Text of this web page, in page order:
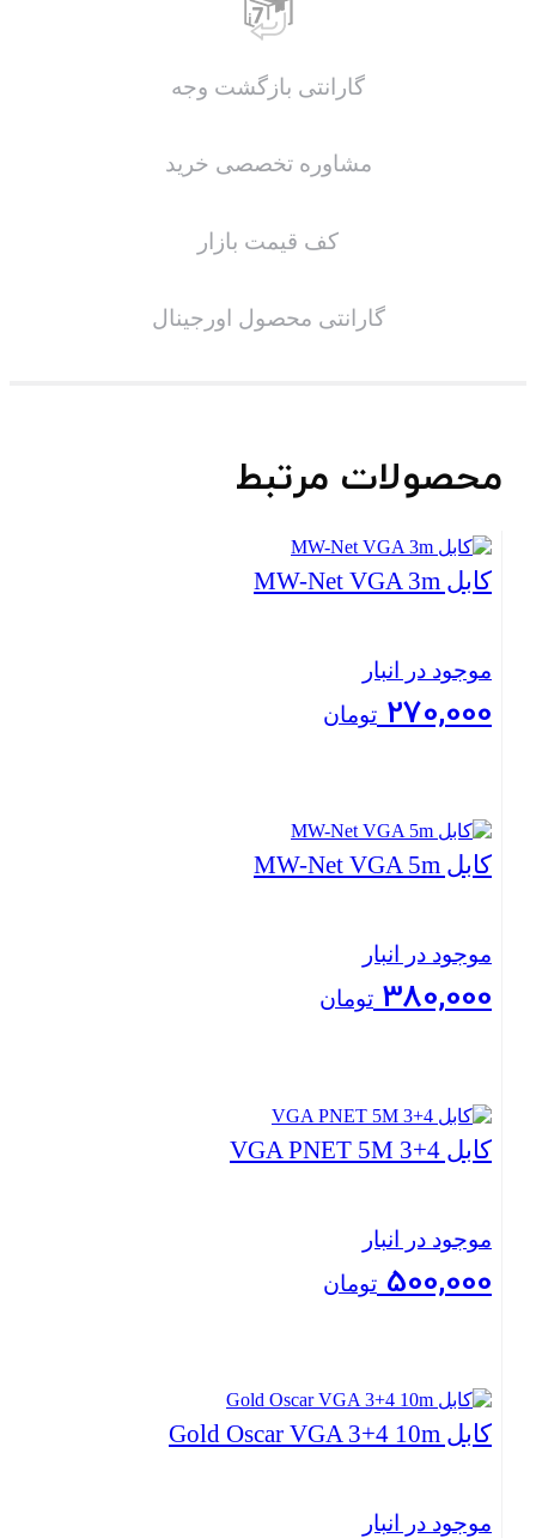
گارانتی بازگشت وجه
مشاوره تخصصی خرید
کف قیمت بازار
گارانتی محصول اورجینال
محصولات مرتبط
کابل MW-Net VGA 3m
موجود در انبار
270,000 تومان
بستن
کابل MW-Net VGA 5m
موجود در انبار
380,000 تومان
بستن
کابل VGA PNET 5M 3+4
موجود در انبار
500,000 تومان
بستن
کابل Gold Oscar VGA 3+4 10m
موجود در انبار